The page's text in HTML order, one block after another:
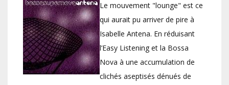
Le mouvement "lounge" est ce
qui aurait pu arriver de pire à
Isabelle Antena. En réduisant
l’Easy Listening et la Bossa
Nova à une accumulation de
clichés aseptisés dénués de